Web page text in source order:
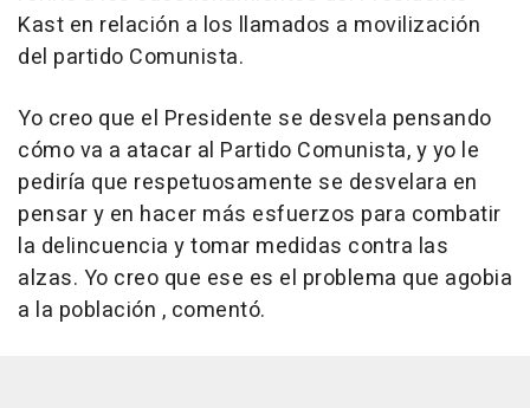
Kast en relación a los llamados a movilización
del partido Comunista.
Yo creo que el Presidente se desvela pensando
cómo va a atacar al Partido Comunista, y yo le
pediría que respetuosamente se desvelara en
pensar y en hacer más esfuerzos para combatir
la delincuencia y tomar medidas contra las
alzas. Yo creo que ese es el problema que agobia
a la población , comentó.